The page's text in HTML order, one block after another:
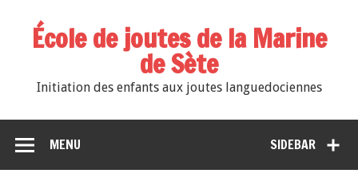
École de joutes de la Marine
de Sète
Initiation des enfants aux joutes languedociennes
SIDEBAR
MENU